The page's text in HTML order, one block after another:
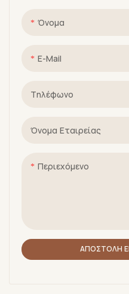
Όνομα
E-Mail
Τηλέφωνο
Όνομα Εταιρείας
Περιεχόμενο
ΑΠΟΣΤΟΛΉ